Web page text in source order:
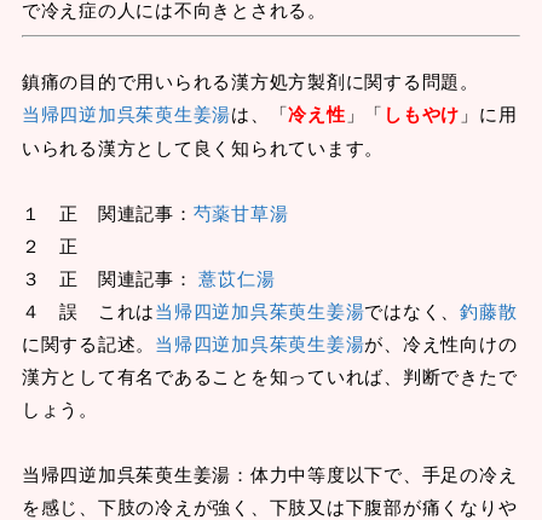
で冷え症の人には不向きとされる。
鎮痛の目的で用いられる漢方処方製剤に関する問題。
当帰四逆加呉茱萸生姜湯は、「冷え性 」「 しもやけ 」に用
いられる漢方として良く知られています。
１ 正 関連記事： 芍薬甘草湯
２ 正
３ 正 関連記事：薏苡仁湯
４ 誤 これは当帰四逆加呉茱萸生姜湯ではなく、釣藤散
に関する記述。 当帰四逆加呉茱萸生姜湯が、冷え性向けの
漢方として有名であることを知っていれば、判断できたで
しょう。
当帰四逆加呉茱萸生姜湯：体力中等度以下で、手足の冷え
を感じ、下肢の冷えが強く、下肢又は下腹部が痛くなりや